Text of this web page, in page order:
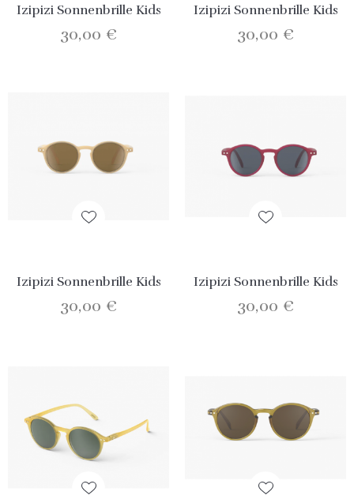
Izipizi Sonnenbrille Kids
30,00 €
Izipizi Sonnenbrille Kids
30,00 €
Izipizi Sonnenbrille Kids
30,00 €
Izipizi Sonnenbrille Kids
30,00 €